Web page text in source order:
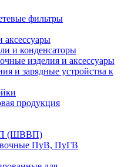
фильтры
и конденсаторы
изделия и аксессуары
и зарядные устройства к
продукция
(ШВВП)
ПуВ, ПуГВ